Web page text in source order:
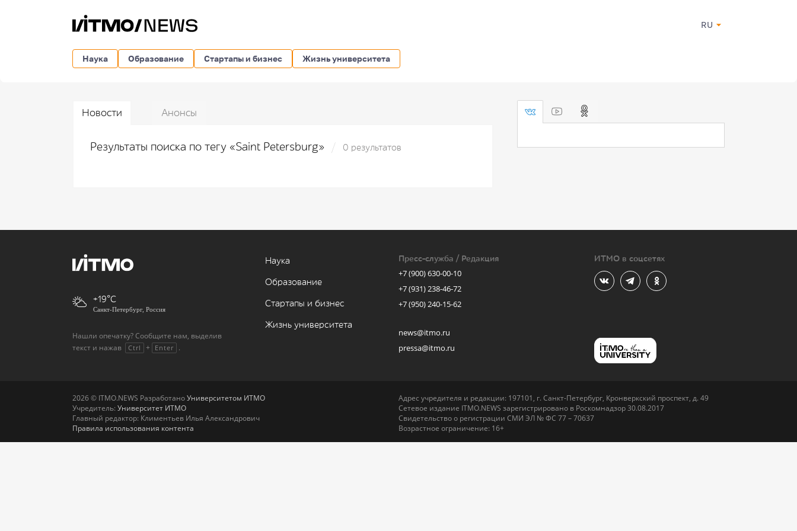
RU
Наука Образование Стартапы и бизнес Жизнь университета
Новости Анонсы
Результаты поиска по тегу «Saint Petersburg» 0 результатов
+19
Санкт-Петербург, Россия
Нашли опечатку? Сообщите нам, выделив
текст и нажав
Ctrl + Enter .
Наука
Образование
Стартапы и бизнес
Жизнь университета
Пресс-служба / Редакция
+7 (900) 630-00-10
+7 (931) 238-46-72
+7 (950) 240-15-62
news@itmo.ru
pressa@itmo.ru
ИТМО в соцсетях
2026 © ITMO.NEWS РазработаноУниверситетом ИТМО
Учредитель: Университет ИТМО
Главный редактор: Климентьев Илья Александрович
Правила использования контента
Адрес учредителя и редакции: 197101, г. Санкт-Петербург, Кронверкский проспект, д. 49
Сетевое издание ITMO.NEWS зарегистрировано в Роскомнадзор 30.08.2017
Свидетельство о регистрации СМИ ЭЛ № ФС 77 – 70637
Возрастное ограничение: 16+